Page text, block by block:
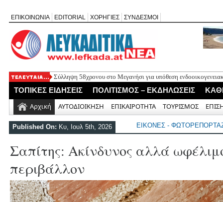
ΕΠΙΚΟΙΝΩΝΙΑ EDITORIAL ΧΟΡΗΓΙΕΣ ΣΥΝΔΕΣΜΟΙ
Σύλληψη 58χρονου στο Μεγανήσι για υπόθεση
Δύο συλλήψεις για κατοχή κάνναβης στη Λευκάδα στο πλαίσιο
Mέχρι τον Άγιο Νικόλαο Βόνιτσας έφτανε σήμερα το
Αφιέρωμα στον Ηλία Λογοθέτη απόψε στο Κηποθέατρο
Γράμμο
ΤΟΠΙΚΕΣ ΕΙΔΗΣΕΙΣ ΠΟΛΙΤΙΣΜΟΣ – ΕΚΔΗΛΩΣΕΙΣ
Αρχική ΑΥΤΟΔΙΟΙΚΗΣΗ ΕΠΙΚΑΙΡΟΤΗΤΑ ΤΟΥΡΙΣΜΟΣ
Published On: Κυ, Ιουλ 5th, 2026 ΕΙΚΟΝΕΣ -
Σαπίτης: Ακίνδυνος αλλά
περιβάλλον